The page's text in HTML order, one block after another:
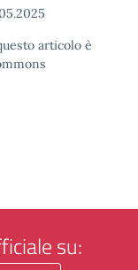
articolo è
su: